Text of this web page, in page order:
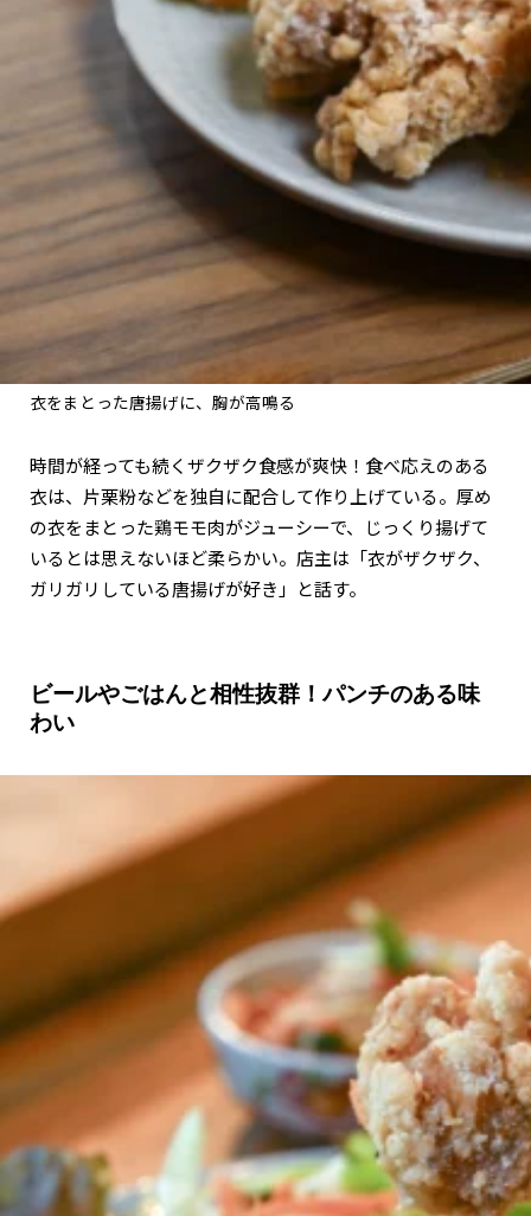
衣をまとった唐揚げに、胸が高鳴る
時間が経っても続くザクザク食感が爽快！食べ応えのある
衣は、片栗粉などを独自に配合して作り上げている。厚め
の衣をまとった鶏モモ肉がジューシーで、じっくり揚げて
いるとは思えないほど柔らかい。店主は「衣がザクザク、
ガリガリしている唐揚げが好き」と話す。
ビールやごはんと相性抜群！パンチのある味
わい